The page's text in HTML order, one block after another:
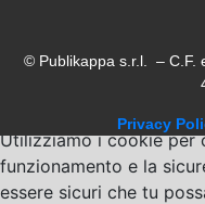
© Publikappa s.r.l. – C.F.
Privacy
Utilizziamo i cookie per
funzionamento e la
essere sicuri che tu